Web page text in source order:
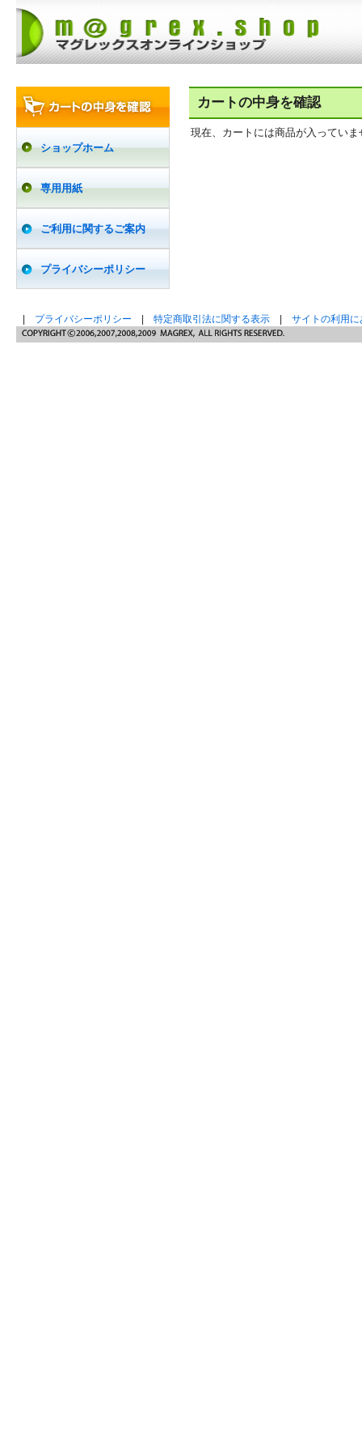
ショップホーム
専用用紙
ご利用に関するご案内
プライバシーポリシー
カートの中身を確認
現在、カートには商品が入っていま
プライバシーポリシー 特定商取引法に関する表示 サイトの利用に